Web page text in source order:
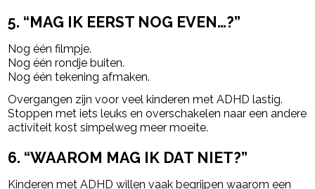
5. “MAG IK EERST NOG EVEN…?”
Nog één filmpje.
Nog één rondje buiten.
Nog één tekening afmaken.
Overgangen zijn voor veel kinderen met ADHD lastig.
Stoppen met iets leuks en overschakelen naar een andere
activiteit kost simpelweg meer moeite.
6. “WAAROM MAG IK DAT NIET?”
Kinderen met ADHD willen vaak begrijpen waarom een